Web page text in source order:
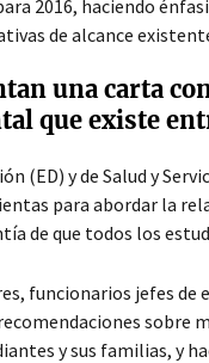
2016, haciendo
de alcance
una carta
que existe
(ED) y de Salud y
para abordar la
de que todos los
funcionarios jefes
sobre
y sus familias, y